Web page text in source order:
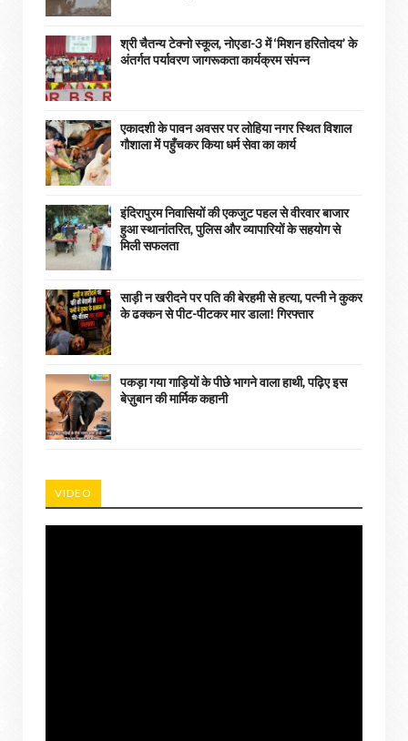
श्री चैतन्य टेक्नो स्कूल, नोएडा-3 में ‘मिशन हरितोदय’ के
अंतर्गत पर्यावरण जागरूकता कार्यक्रम संपन्न
एकादशी के पावन अवसर पर लोहिया नगर स्थित विशाल
गौशाला में पहुँचकर किया धर्म सेवा का कार्य
इंदिरापुरम निवासियों की एकजुट पहल से वीरवार बाजार
हुआ स्थानांतरित, पुलिस और व्यापारियों के सहयोग से
मिली सफलता
साड़ी न खरीदने पर पति की बेरहमी से हत्या, पत्नी ने कुकर
के ढक्कन से पीट-पीटकर मार डाला! गिरफ्तार
पकड़ा गया गाड़ियों के पीछे भागने वाला हाथी, पढ़िए इस
बेज़ुबान की मार्मिक कहानी
VIDEO